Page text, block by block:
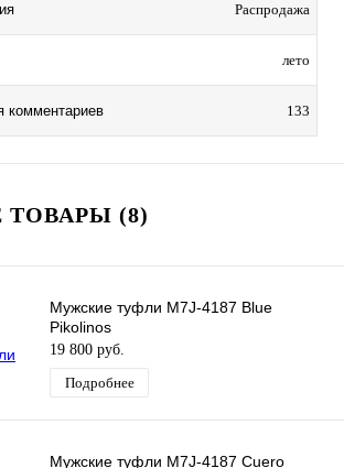
Распродажа
лето
133
(8)
Мужские туфли M7J-4187 Blue
Pikolinos
19 800 руб.
Подробнее
Мужские туфли M7J-4187 Cuero